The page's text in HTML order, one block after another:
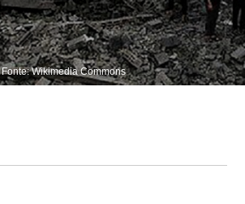
Fonte: Wikimedia Commons